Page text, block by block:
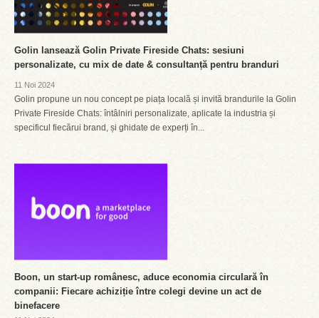
Golin lansează Golin Private Fireside Chats: sesiuni
personalizate, cu mix de date & consultanță pentru branduri
11 Noi 2024
Golin propune un nou concept pe piața locală și invită brandurile la Golin
Private Fireside Chats: întâlniri personalizate, aplicate la industria și
specificul fiecărui brand, și ghidate de experți în...
Boon, un start-up românesc, aduce economia circulară în
companii: Fiecare achiziție între colegi devine un act de
binefacere